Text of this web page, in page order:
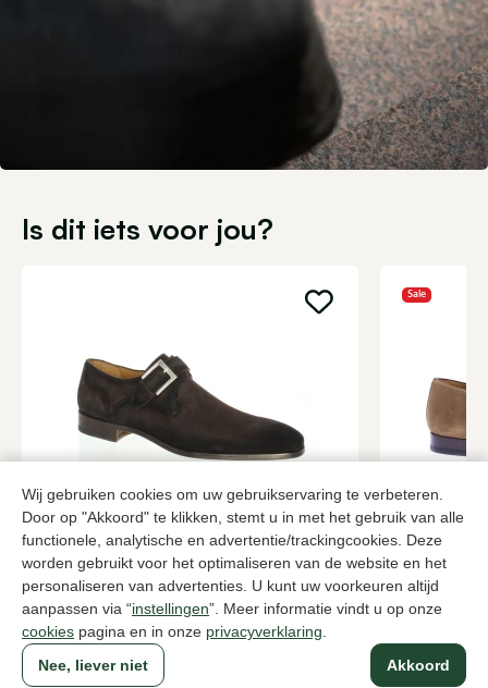
Wij gebruiken cookies om uw gebruikservaring te verbeteren.
Door op "Akkoord" te klikken, stemt u in met het gebruik van alle
functionele, analytische en advertentie/trackingcookies. Deze
worden gebruikt voor het optimaliseren van de website en het
personaliseren van advertenties. U kunt uw voorkeuren altijd
aanpassen via “instellingen”. Meer informatie vindt u op onze
cookies pagina en in onze privacyverklaring
Akkoord
Nee, liever niet
Is dit iets voor jou?
Magnanni
Bruine gespschoenen heren
349,95 3 kleuren
Sale
Beige
399,95